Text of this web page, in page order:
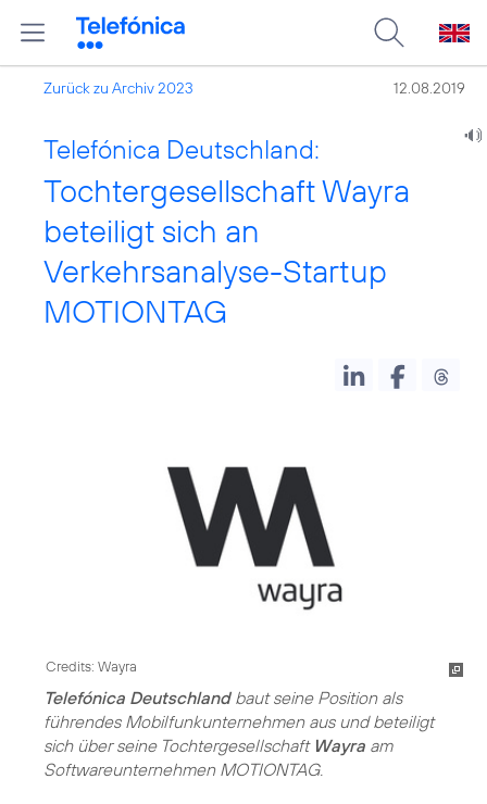
Zurück zu Archiv 2023 12.08.2019
Telefónica Deutschland:
Tochtergesellschaft Wayra
beteiligt sich an
Verkehrsanalyse-Startup
MOTIONTAG
Credits: Wayra
Telefónica Deutschlandbaut seine Position als
führendes Mobilfunkunternehmen aus und beteiligt
sich über seine Tochtergesellschaft Wayra am
Softwareunternehmen MOTIONTAG.